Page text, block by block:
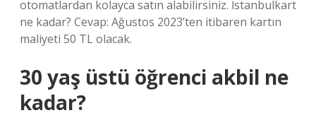
otomatlardan kolayca satın alabilirsiniz. İstanbulkart
ne kadar? Cevap: Ağustos 2023’ten itibaren kartın
maliyeti 50 TL olacak.
30 yaş üstü öğrenci akbil ne
kadar?